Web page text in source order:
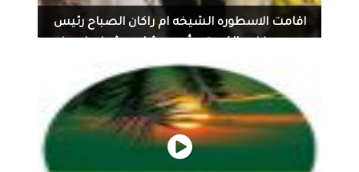
اقامت الاسطوره الشيخه ام راكان الصباح رئيس
من البحرين
اقامت الاسطوره الشيخه ام راكان الصباح رئيس جمعيه نخبه
الكويت مأدبه عشاء ع شرف ضيوف من البحرين د خالد جاسم
وضيوف الشرف رائده الاعمال د منى قاسم ود وليد الرفاعي
والفنان د عبدالله العتيبي والعميد مصعب الهاجري والمحاميه
رشا وماما هدى بولند وا نايف العتيبي وشركاء النجاح